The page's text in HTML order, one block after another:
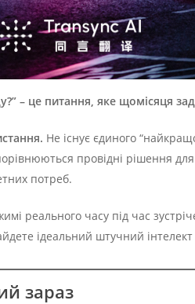
– це питання, яке щомісяця
Не існує єдиного
провідні рішення
потреб.
реального часу під час
ідеальний штучний
зараз